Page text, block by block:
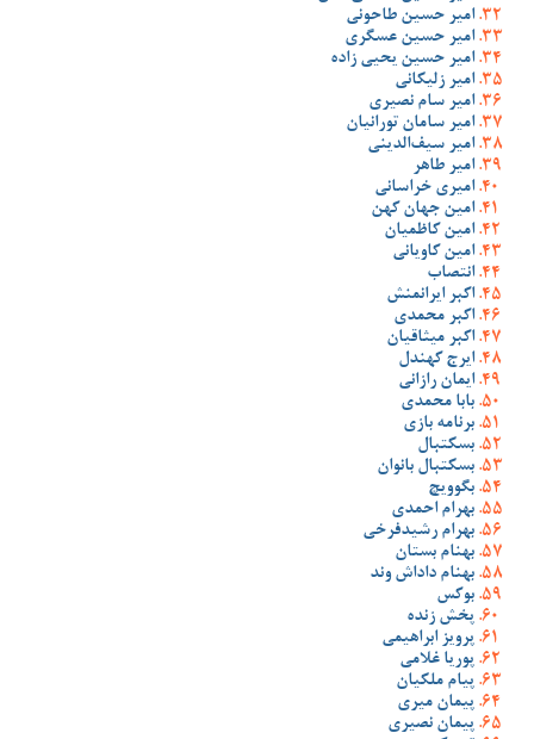
امیر حسین طاحونی
امیر حسین عسگری
امیر حسین یحیی زاده
امیر زلیکانی
امیر سام نصیری
امیر سامان تورانیان
امیر سیف‌الدینی
امیر طاهر
امیری خراسانی
امین جهان کهن
امین کاظمیان
امین کاویانی
انتصاب
اکبر ایرانمنش
اکبر محمدی
اکبر میثاقیان
ایرج کهندل
ایمان رازانی
بابا محمدی
برنامه بازی
بسکتبال
بسکتبال بانوان
بگوویچ
بهرام احمدی
بهرام رشیدفرخی
بهنام بستان
بهنام داداش وند
بوکس
پخش زنده
پرویز ابراهیمی
پوریا غلامی
پیام ملکیان
پیمان میری
پیمان نصیری